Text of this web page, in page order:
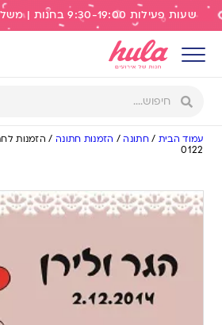
שעות פעילות 9:30-19:00 בחנות | משלוח חינם מעל 299 ש"ח
עמוד הבית /חתונה/ הזמנות חתונה / הזמנות
0122